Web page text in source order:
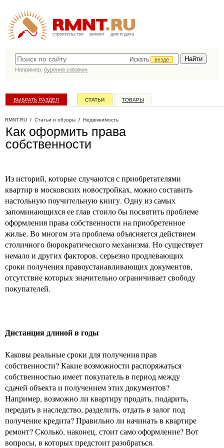
строительство ремонт дом и дача
Искать
везде
Например, бурение скважин
ВЫБРАТЬ РАЗДЕЛ СТАТЬИ ТОВАРЫ
RMNT.RU / Статьи и обзоры / Недвижимость
Как оформить права
собственности
Из историй, которые случаются с приобретателями
квартир в московских новостройках, можно составить
настольную поучительную книгу. Одну из самых
запоминающихся ее глав стоило бы посвятить проблеме
оформления права собственности на приобретенное
жилье. Во многом эта проблема объясняется действием
столичного бюрократического механизма. Но существует
немало и других факторов, серьезно продлевающих
сроки получения правоустанавливающих документов,
отсутствие которых значительно ограничивает свободу
покупателей.
Дистанция длиной в годы
Каковы реальные сроки для получения прав
собственности? Какие возможности распоряжаться
собственностью имеет покупатель в период между
сдачей объекта и получением этих документов?
Например, возможно ли квартиру продать, подарить,
передать в наследство, разделить, отдать в залог под
получение кредита? Правильно ли начинать в квартире
ремонт? Сколько, наконец, стоит само оформление? Вот
вопросы, в которых предстоит разобраться.